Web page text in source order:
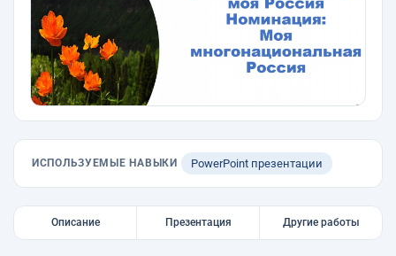
ИСПОЛЬЗУЕМЫЕ НАВЫКИ PowerPoint презентации
Описание Презентация Другие работы